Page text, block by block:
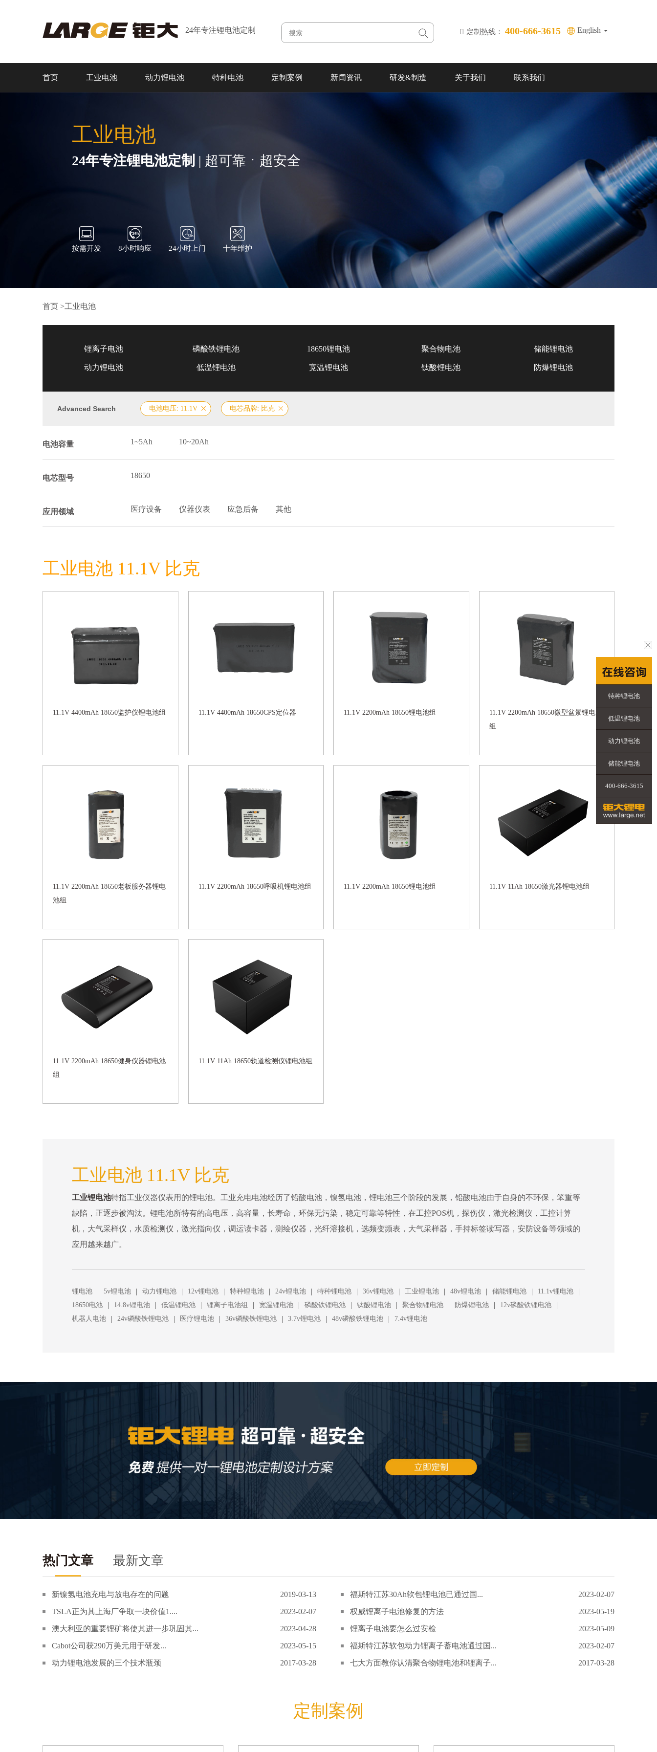
24年专注锂电池定制 定制热线： 400-666-3615 English
首页 工业电池 动力锂电池 特种电池 定制案例 新闻资讯 研发&制造 关于我们 联系我们
工业电池
24年专注锂电池定制 | 超可靠ㆍ超安全
按需开发 8小时响应 24小时上门 十年维护
首页 >工业电池
锂离子电池 磷酸铁锂电池 18650锂电池 聚合物电池 储能锂电池
动力锂电池 低温锂电池 宽温锂电池 钛酸锂电池 防爆锂电池
Advanced Search 电池电压: 11.1V 电芯品牌: 比克
电池容量 1~5Ah 10~20Ah
电芯型号 18650
应用领域 医疗设备 仪器仪表 应急后备 其他
工业电池 11.1V 比克
11.1V 4400mAh 18650监护仪锂电池组 11.1V 4400mAh 18650CPS定位器 11.1V 2200mAh 18650锂电池组
11.1V 2200mAh 18650微型盆景锂电池
组
11.1V 2200mAh 18650老板服务器锂电
池组
11.1V 2200mAh 18650呼吸机锂电池组 11.1V 2200mAh 18650锂电池组 11.1V 11Ah 18650激光器锂电池组
11.1V 2200mAh 18650健身仪器锂电池
组
11.1V 11Ah 18650轨道检测仪锂电池组
工业电池 11.1V 比克
工业锂电池特指工业仪器仪表用的锂电池。工业充电电池经历了铅酸电池，镍氢电池，锂电池三个阶段的发展，铅酸电池由于自身的不环保，笨重等
缺陷，正逐步被淘汰。锂电池所特有的高电压，高容量，长寿命，环保无污染，稳定可靠等特性，在工控POS机，探伤仪，激光检测仪，工控计算
机，大气采样仪，水质检测仪，激光指向仪，调运读卡器，测绘仪器，光纤溶接机，选频变频表，大气采样器，手持标签读写器，安防设备等领域的
应用越来越广。
锂电池 | 5v锂电池 | 动力锂电池 | 12v锂电池 | 特种锂电池 | 24v锂电池 | 特种锂电池 | 36v锂电池 | 工业锂电池 | 48v锂电池 | 储能锂电池 | 11.1v锂电池 |
18650电池 | 14.8v锂电池 | 低温锂电池 | 锂离子电池组 | 宽温锂电池 | 磷酸铁锂电池 | 钛酸锂电池 | 聚合物锂电池 | 防爆锂电池 | 12v磷酸铁锂电池 |
机器人电池 | 24v磷酸铁锂电池 | 医疗锂电池 | 36v磷酸铁锂电池 | 3.7v锂电池 | 48v磷酸铁锂电池 | 7.4v锂电池
热门文章 最新文章
新镍氢电池充电与放电存在的问题 2019-03-13 福斯特江苏30Ah软包锂电池已通过国... 2023-02-07
TSLA正为其上海厂争取一块价值1.... 2023-02-07 权威锂离子电池修复的方法 2023-05-19
澳大利亚的重要锂矿将使其进一步巩固其... 2023-04-28 锂离子电池要怎么过安检 2023-05-09
Cabot公司获290万美元用于研发... 2023-05-15 福斯特江苏软包动力锂离子蓄电池通过国... 2023-02-07
动力锂电池发展的三个技术瓶颈 2017-03-28 七大方面教你认清聚合物锂电池和锂离子... 2017-03-28
定制案例
特种锂电池
低温锂电池
动力锂电池
储能锂电池
400-666-3615